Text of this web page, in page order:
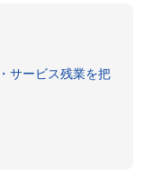
サービス残業を把